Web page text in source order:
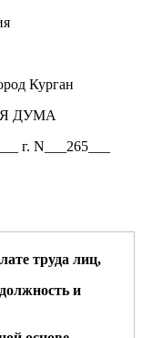
Курган
ДУМА
г. N___265___
труда лиц,
и